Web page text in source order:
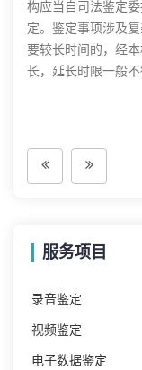
构应当自司法鉴定
定。鉴定事项涉及
要较长时间的，经
长，延长时限一般不
服务项目
录音鉴定
视频鉴定
电子数据鉴定